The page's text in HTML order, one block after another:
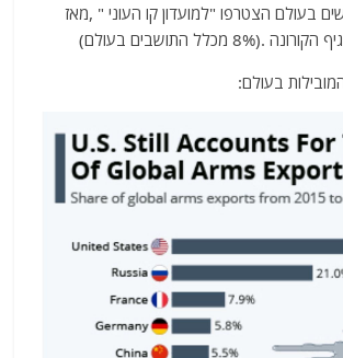
אנשים בעולם הצטרפו "למועדון קו העוני " ,מאז
מכלל התושבים בעולם)
בעולם: